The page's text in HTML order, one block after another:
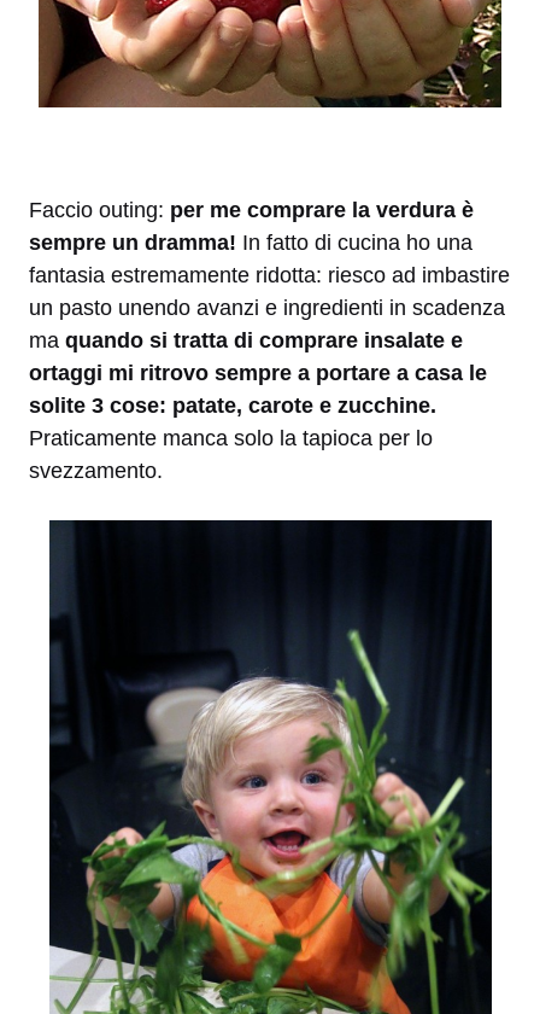
Faccio outing: per me comprare la verdura è
sempre un dramma! In fatto di cucina ho una
fantasia estremamente ridotta: riesco ad imbastire
un pasto unendo avanzi e ingredienti in scadenza
ma quando si tratta di comprare insalate e
ortaggi mi ritrovo sempre a portare a casa le
solite 3 cose: patate, carote e zucchine.
Praticamente manca solo la tapioca per lo
svezzamento.